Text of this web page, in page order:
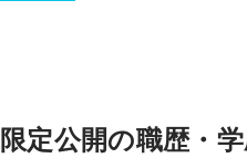
限定公開の職歴・